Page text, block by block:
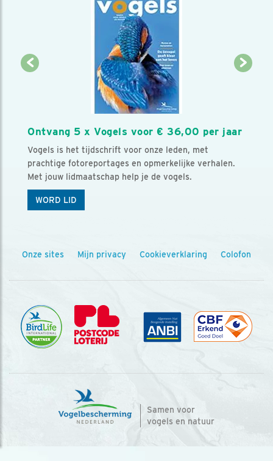
Ontvang 5 x Vogels voor € 36,00 per jaar
Vogels is het tijdschrift voor onze leden, met
prachtige fotoreportages en opmerkelijke verhalen.
Met jouw lidmaatschap help je de vogels.
WORD LID
Onze sites Mijn privacy Cookieverklaring Colofon
Samen voor
vogels en natuur